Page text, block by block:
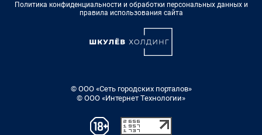
Политика конфиденциальности и обработки персональных данных и
правила использования сайта
© ООО «Сеть городских порталов»
© ООО «Интернет Технологии»